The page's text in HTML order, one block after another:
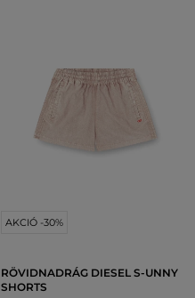
AKCIÓ -30%
RÖVIDNADRÁG DIESEL S-UNNY
SHORTS